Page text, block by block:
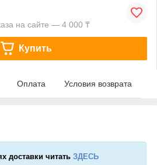
на сайте — 4 000 ₸
Купить
Оплата Условия возврата
доставки читать ЗДЕСЬ